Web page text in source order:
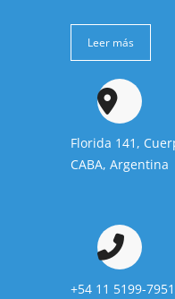
Leer más
Florida 141,
CABA, Argentina
+54 11 5199-